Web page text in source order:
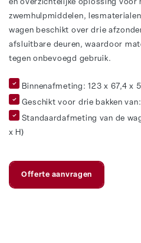
en overzichtelijke oplossing voor
zwemhulpmiddelen,
wagen beschikt over drie
afsluitbare deuren, waardoor
tegen onbevoegd gebruik.
Binnenafmeting: 123 x 67,4 x
Geschikt voor drie bakken
Standaardafmeting van de
x H)
Offerte aanvragen